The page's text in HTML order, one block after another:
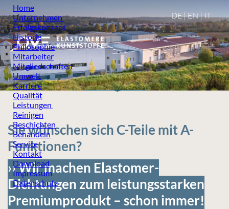
Home
Unternehmen
Erfolgskonzept
Historie
Philosophie
Mitarbeiter
Mitgliedschaften
Umwelt
Karriere
Qualität
Leistungen
Reinigen
Beschichten
Behandeln
Service
Kontakt
Download
Impressum
Datenschutz
DE|EN|IT
Sie wünschen sich C-Teile mit A-
Funktionen?
›› Wir machen Elastomer-
Dichtungen zum leistungsstarken
Premiumprodukt – schon immer!